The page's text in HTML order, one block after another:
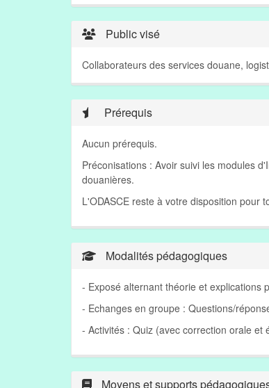
Public visé
Collaborateurs des services douane,
Prérequis
Aucun prérequis.
Préconisations : Avoir suivi les modules
douanières.
L'ODASCE reste à votre disposition pour
Modalités pédagogiques
- Exposé alternant théorie et explications
- Echanges en groupe : Questions/
- Activités : Quiz (avec correction orale
Moyens et supports